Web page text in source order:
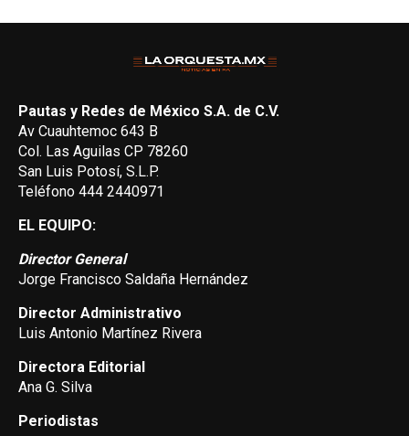
Pautas y Redes de México S.A. de C.V.
Av Cuauhtemoc 643 B
Col. Las Aguilas CP 78260
San Luis Potosí, S.L.P.
Teléfono 444 2440971
EL EQUIPO:
Director General
Jorge Francisco Saldaña Hernández
Director Administrativo
Luis Antonio Martínez Rivera
Directora Editorial
Ana G. Silva
Periodistas